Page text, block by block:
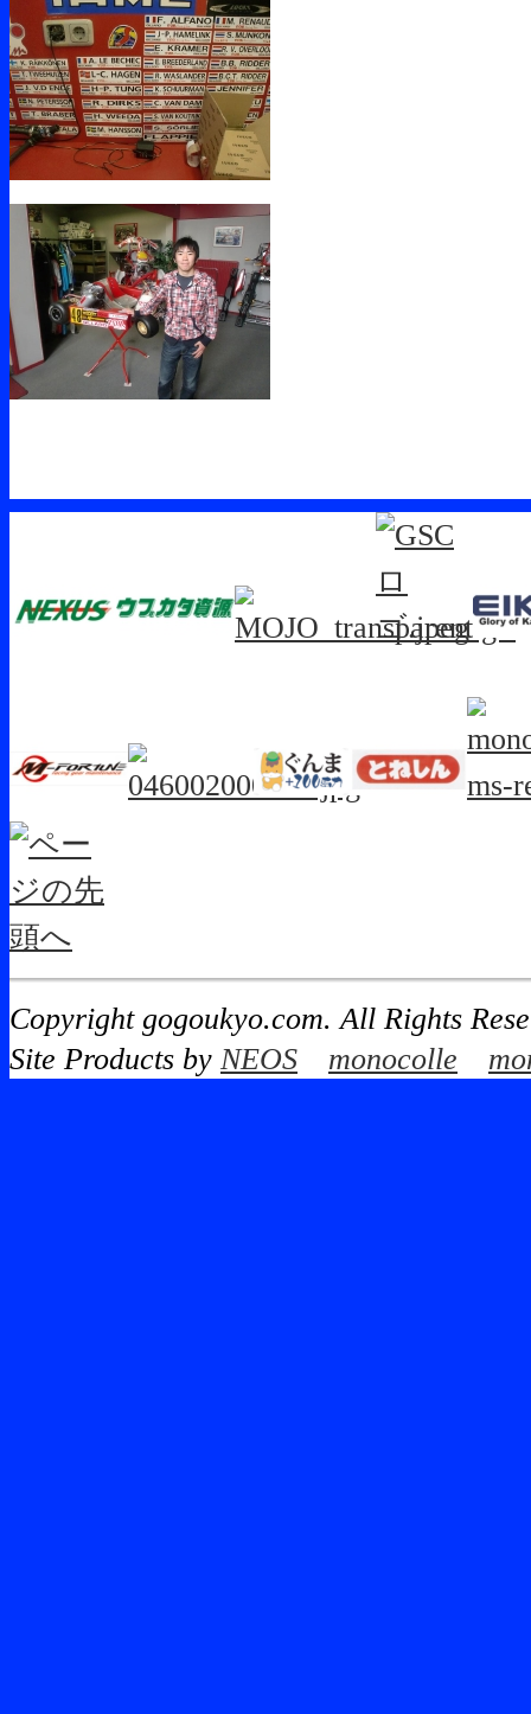
Copyright gogoukyo.com. All Rights
Site Products by NEOS monocolle